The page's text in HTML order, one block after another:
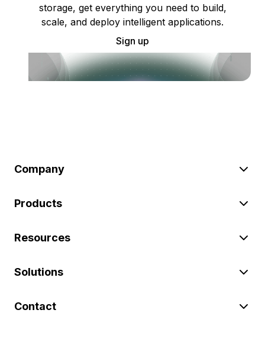
storage, get everything you need to build,
scale, and deploy intelligent applications.
Sign up
Company
Products
Resources
Solutions
Contact